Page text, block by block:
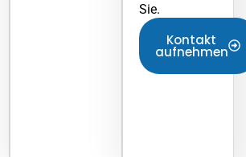
Sie.
Kontakt
aufnehmen